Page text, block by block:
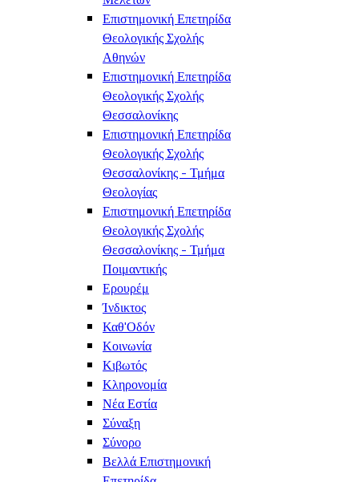
Επιστημονική Επετηρίδα
Θεολογικής Σχολής
Αθηνών
Επιστημονική Επετηρίδα
Θεολογικής Σχολής
Θεσσαλονίκης
Επιστημονική Επετηρίδα
Θεολογικής Σχολής
Θεσσαλονίκης - Τμήμα
Θεολογίας
Επιστημονική Επετηρίδα
Θεολογικής Σχολής
Θεσσαλονίκης - Τμήμα
Ποιμαντικής
Ερουρέμ
Ίνδικτος
Καθ'Οδόν
Κοινωνία
Κιβωτός
Κληρονομία
Νέα Εστία
Σύναξη
Σύνορο
Βελλά Επιστημονική